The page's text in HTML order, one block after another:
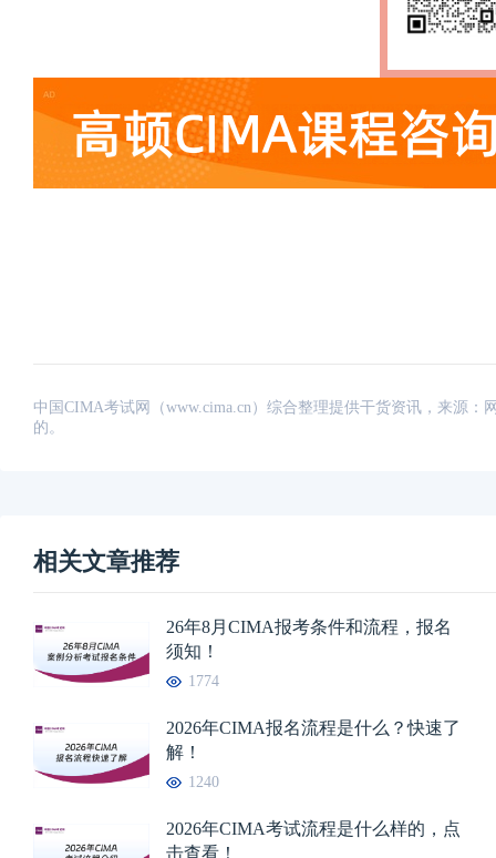
中国CIMA考试网（www.cima.cn）综合整理提供干货资讯，来源
的。
相关文章推荐
26年8月CIMA报考条件和流程，报名
须知！
1774
2026年CIMA报名流程是什么？快速了
解！
1240
2026年CIMA考试流程是什么样的，点
击查看！